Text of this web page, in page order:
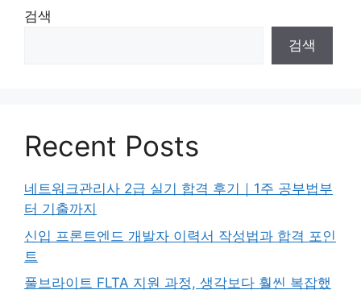
검색
검색
Recent Posts
네트워크관리사 2급 실기 합격 후기｜1주 공부법부
터 기출까지
신입 프론트엔드 개발자 이력서 작성법과 합격 포인
트
풀브라이트 FLTA 지원 과정, 생각보다 훨씬 복잡했